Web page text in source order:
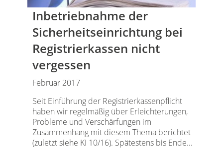
Inbetriebnahme der
Sicherheitseinrichtung bei
Registrierkassen nicht
vergessen
Februar 2017
Seit Einführung der Registrierkassenpflicht
haben wir regelmäßig über Erleichterungen,
Probleme und Verschärfungen im
Zusammenhang mit diesem Thema berichtet
(zuletzt siehe KI 10/16). Spätestens bis Ende...